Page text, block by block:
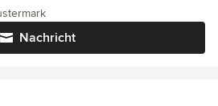
Nachricht